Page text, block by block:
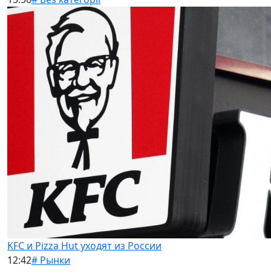
KFC и Pizza Hut уходят из России
12:42# Рынки